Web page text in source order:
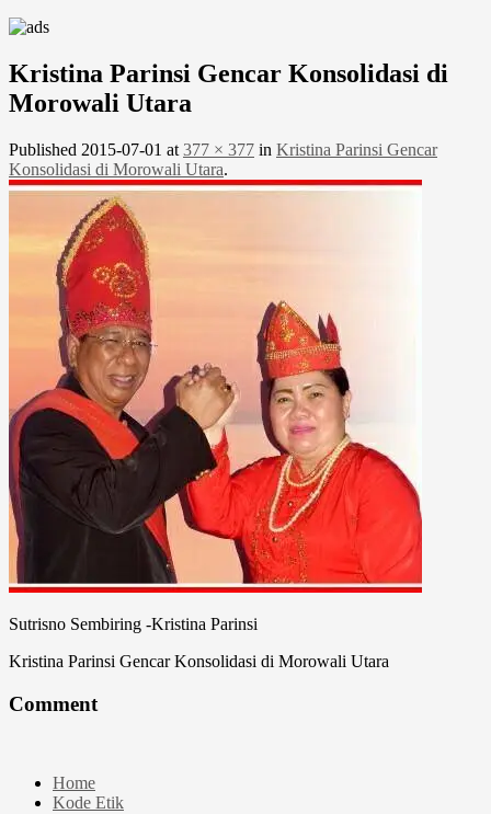
Kristina Parinsi Gencar Konsolidasi di
Morowali Utara
Published 2015-07-01 at 377 × 377 in Kristina Parinsi Gencar
Konsolidasi di Morowali Utara.
Sutrisno Sembiring -Kristina Parinsi
Kristina Parinsi Gencar Konsolidasi di Morowali Utara
Comment
Home
Kode Etik